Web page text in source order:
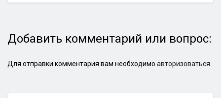
Добавить комментарий или вопрос:
Для отправки комментария вам необходимо авторизоваться